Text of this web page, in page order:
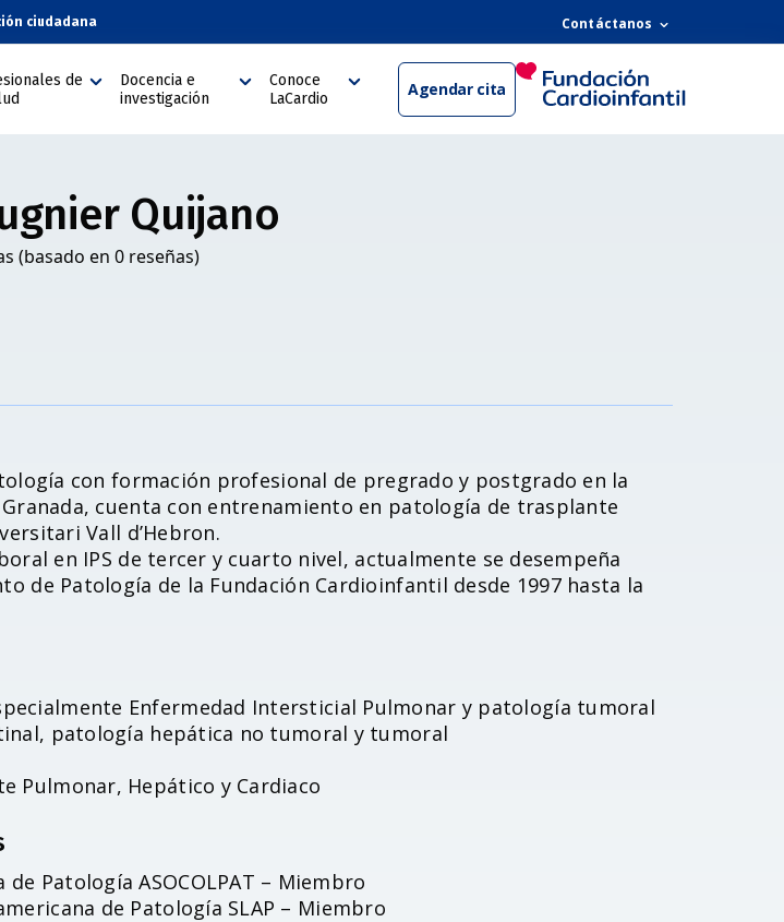
ciudadana Contáctanos
de
Docencia e
investigación
Conoce
LaCardio
Agendar cita
Quijano
(basado en 0 reseñas)
con formación profesional de pregrado y postgrado en la
cuenta con entrenamiento en patología de trasplante
Vall d’Hebron.
en IPS de tercer y cuarto nivel, actualmente se desempeña
de Patología de la Fundación Cardioinfantil desde 1997 hasta la
Enfermedad Intersticial Pulmonar y patología tumoral
patología hepática no tumoral y tumoral
Pulmonar, Hepático y Cardiaco
Patología ASOCOLPAT – Miembro
de Patología SLAP – Miembro